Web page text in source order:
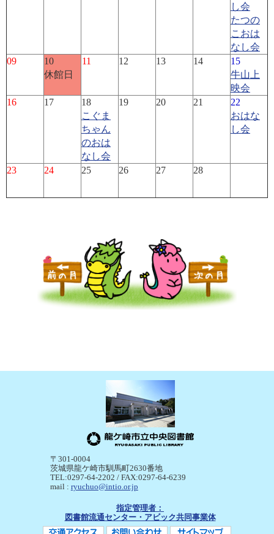
し会
たつの
こおは
なし会
09
10
休館日
11 12 13 14
15
牛山上
映会
16
17
18
こぐま
ちゃん
のおは
なし会
19 20 21
22
おはな
し会
23 24 25 26 27 28
〒301-0004
茨城県龍ケ崎市馴馬町2630番地
TEL:0297-64-2202 / FAX:0297-64-6239
mail : ryuchuo@intio.or.jp
指定管理者：
図書館流通センター・アビック共同事業体